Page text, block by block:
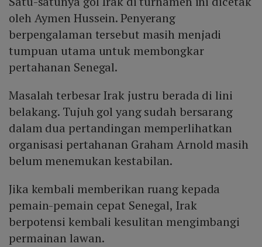
oleh Aymen Hussein. Penyerang
berpengalaman tersebut masih menjadi
tumpuan utama untuk membongkar
pertahanan Senegal.
Masalah terbesar Irak justru berada di lini
belakang. Tujuh gol yang sudah bersarang
dalam dua pertandingan memperlihatkan
organisasi pertahanan Graham Arnold masih
belum menemukan kestabilan.
Jika kembali memberikan ruang kepada
pemain-pemain cepat Senegal, Irak
berpotensi kembali kesulitan mengimbangi
permainan lawan.